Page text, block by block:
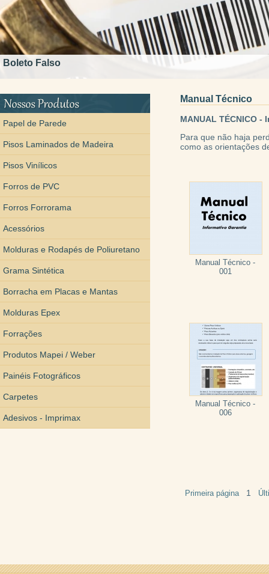
Boleto Falso
Papel de Parede
Pisos Laminados de Madeira
Pisos Vinílicos
Forros de PVC
Forros Forrorama
Acessórios
Molduras e Rodapés de Poliuretano
Grama Sintética
Borracha em Placas e Mantas
Molduras Epex
Forrações
Produtos Mapei / Weber
Painéis Fotográficos
Carpetes
Adesivos - Imprimax
Manual Técnico
MANUAL TÉCNICO
Para que não haja
como as orientações
Manual Técnico -
001
Manual Técnico -
006
Primeira página 1